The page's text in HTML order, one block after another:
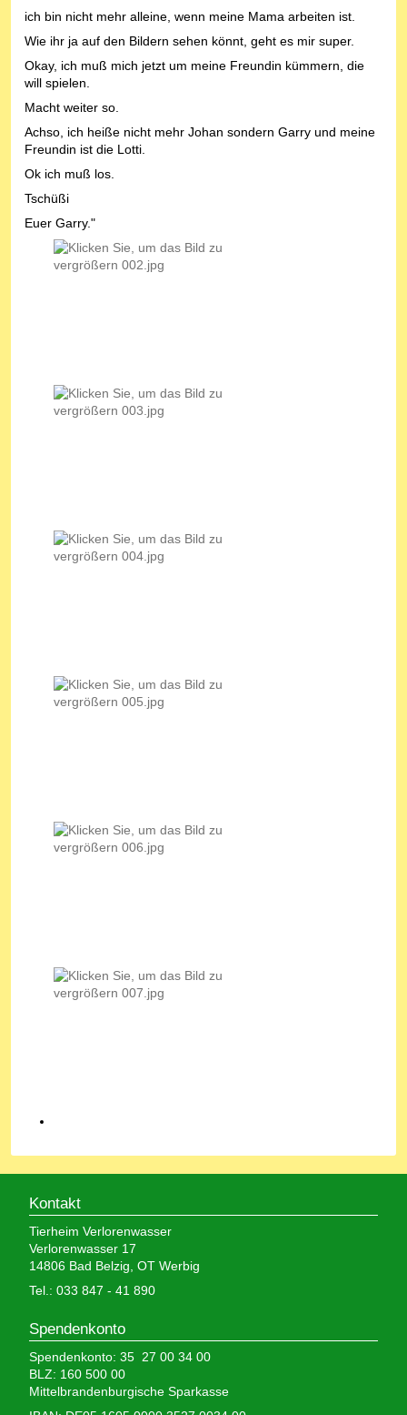
ich bin nicht mehr alleine, wenn meine Mama arbeiten ist.
Wie ihr ja auf den Bildern sehen könnt, geht es mir super.
Okay, ich muß mich jetzt um meine Freundin kümmern, die
will spielen.
Macht weiter so.
Achso, ich heiße nicht mehr Johan sondern Garry und meine
Freundin ist die Lotti.
Ok ich muß los.
Tschüßi
Euer Garry."
Kontakt
Tierheim Verlorenwasser
Verlorenwasser 17
14806 Bad Belzig, OT Werbig
Tel.: 033 847 - 41 890
Spendenkonto
Spendenkonto: 35 27 00 34 00
BLZ: 160 500 00
Mittelbrandenburgische Sparkasse